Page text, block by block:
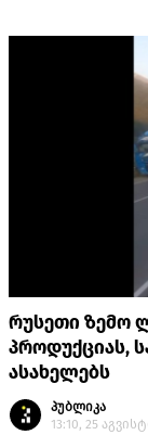
რუსეთი ზემო
პროდუქციას,
ასახელებს
პუბლიკა
13:10, 25